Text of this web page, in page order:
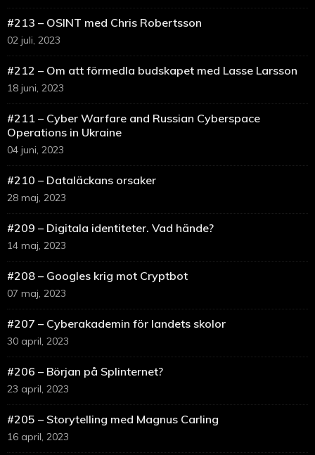
#213 – OSINT med Chris Robertsson
02 juli, 2023
#212 – Om att förmedla budskapet med Lasse Larsson
18 juni, 2023
#211 – Cyber Warfare and Russian Cyberspace
Operations in Ukraine
04 juni, 2023
#210 – Dataläckans orsaker
28 maj, 2023
#209 – Digitala identiteter. Vad hände?
14 maj, 2023
#208 – Googles krig mot Cryptbot
07 maj, 2023
#207 – Cyberakademin för landets skolor
30 april, 2023
#206 – Början på Splinternet?
23 april, 2023
#205 – Storytelling med Magnus Carling
16 april, 2023